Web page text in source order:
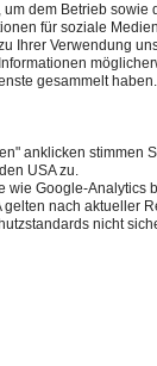
dem Betrieb
für soziale
Ihrer Verwendung
gesammelt
anklicken stimmen
USA zu.
wie Google-
nach aktueller
nicht